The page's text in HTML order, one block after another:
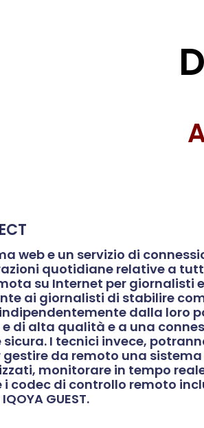
web e un servizio di
quotidiane relative a
su Internet per giornalisti
ai giornalisti di stabilire
dalla loro
di alta qualità e a una
I tecnici invece,
da remoto una sistema
monitorare in tempo
i codec di controllo remoto
GUEST.